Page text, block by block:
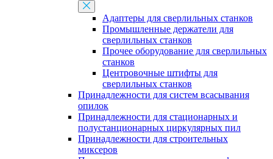
Адаптеры для сверлильных станков
Промышленные держатели для
сверлильных станков
Прочее оборудование для сверлильных
станков
Центровочные штифты для
сверлильных станков
Принадлежности для систем всасывания
опилок
Принадлежности для стационарных и
полустанционарных циркулярных пил
Принадлежности для строительных
миксеров